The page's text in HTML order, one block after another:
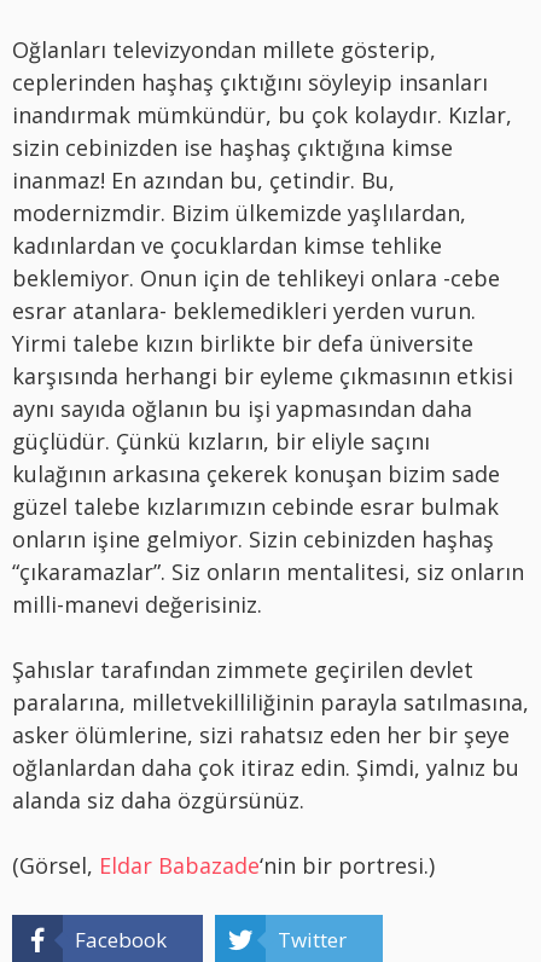
Oğlanları televizyondan millete gösterip,
ceplerinden haşhaş çıktığını söyleyip insanları
inandırmak mümkündür, bu çok kolaydır. Kızlar,
sizin cebinizden ise haşhaş çıktığına kimse
inanmaz! En azından bu, çetindir. Bu,
modernizmdir. Bizim ülkemizde yaşlılardan,
kadınlardan ve çocuklardan kimse tehlike
beklemiyor. Onun için de tehlikeyi onlara -cebe
esrar atanlara- beklemedikleri yerden vurun.
Yirmi talebe kızın birlikte bir defa üniversite
karşısında herhangi bir eyleme çıkmasının etkisi
aynı sayıda oğlanın bu işi yapmasından daha
güçlüdür. Çünkü kızların, bir eliyle saçını
kulağının arkasına çekerek konuşan bizim sade
güzel talebe kızlarımızın cebinde esrar bulmak
onların işine gelmiyor. Sizin cebinizden haşhaş
“çıkaramazlar”. Siz onların mentalitesi, siz onların
milli-manevi değerisiniz.
Şahıslar tarafından zimmete geçirilen devlet
paralarına, milletvekilliliğinin parayla satılmasına,
asker ölümlerine, sizi rahatsız eden her bir şeye
oğlanlardan daha çok itiraz edin. Şimdi, yalnız bu
alanda siz daha özgürsünüz.
(Görsel, Eldar Babazade‘nin bir portresi.)
Facebook Twitter